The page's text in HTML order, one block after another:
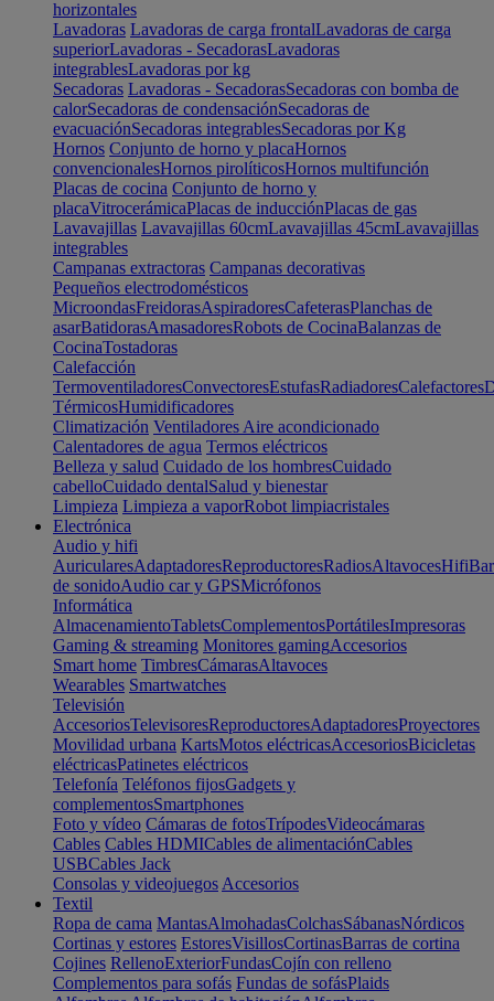
horizontales
Lavadoras Lavadoras de carga frontalLavadoras de carga
superiorLavadoras - SecadorasLavadoras
integrablesLavadoras por kg
Secadoras Lavadoras - SecadorasSecadoras con bomba de
calorSecadoras de condensaciónSecadoras de
evacuaciónSecadoras integrablesSecadoras por Kg
Hornos Conjunto de horno y placaHornos
convencionalesHornos pirolíticosHornos multifunción
Placas de cocina Conjunto de horno y
placaVitrocerámicaPlacas de inducciónPlacas de gas
Lavavajillas Lavavajillas 60cmLavavajillas 45cmLavavajillas
integrables
Campanas extractoras Campanas decorativas
Pequeños electrodomésticos
MicroondasFreidorasAspiradoresCafeterasPlanchas de
asarBatidorasAmasadoresRobots de CocinaBalanzas de
CocinaTostadoras
Calefacción
TermoventiladoresConvectoresEstufasRadiadoresCalefactores
TérmicosHumidificadores
Climatización Ventiladores Aire acondicionado
Calentadores de agua Termos eléctricos
Belleza y salud Cuidado de los hombresCuidado
cabelloCuidado dentalSalud y bienestar
Limpieza Limpieza a vaporRobot limpiacristales
Electrónica
Audio y hifi
AuricularesAdaptadoresReproductoresRadiosAltavocesHifi
de sonidoAudio car y GPSMicrófonos
Informática
AlmacenamientoTabletsComplementosPortátilesImpresoras
Gaming & streaming Monitores gamingAccesorios
Smart home TimbresCámarasAltavoces
Wearables Smartwatches
Televisión
AccesoriosTelevisoresReproductoresAdaptadoresProyectores
Movilidad urbana KartsMotos eléctricasAccesoriosBicicletas
eléctricasPatinetes eléctricos
Telefonía Teléfonos fijosGadgets y
complementosSmartphones
Foto y vídeo Cámaras de fotosTrípodesVideocámaras
Cables Cables HDMICables de alimentaciónCables
USBCables Jack
Consolas y videojuegos Accesorios
Textil
Ropa de cama MantasAlmohadasColchasSábanasNórdicos
Cortinas y estores EstoresVisillosCortinasBarras de cortina
Cojines RellenoExteriorFundasCojín con relleno
Complementos para sofás Fundas de sofásPlaids